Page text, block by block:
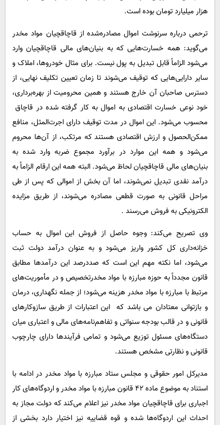
هزار میلیارد تومان بوده است.
ترحمی درباره سرنوشت اموال مصادره‌شده از قاچاقچیان مواد مخدر
می‌گوید: همه خسارت‌هایی که به بنیان‌های مالی قاچاقچیان وارد
می‌شود الزاماً قابل تبدیل به پول نیست. برای مثال خودروها، املاک و
سایر دارایی‌هایی که توقیف می‌شوند تا زمان تعیین تکلیف نهایی،‌ از
دسترس صاحبان آن خارج هستند و همین محرومیت از بهره‌برداری،
خود نوعی خسارت اقتصادی به اموال به کار گرفته شده در قاچاق
محسوب می‌شود. این اموال در مدت توقیف دارای اجرت‌المثل، منافع
ممکن‌الحصول و ارزش اقتصادی هستند که مرتکب، از آن‌ها محروم
می‌شود و همه این موارد در برآورد مجموع ضربه وارد شده به
بنیان‌های مالی قاچاقچیان لحاظ می‌شود. البته همه این ارقام الزاماً به
درآمد نقدی تبدیل نمی‌شوند، اما آن بخش از اموالی که پس از طی
مراحل قانونی به صورت قطعی مصادره می‌شوند، از طریق مزایده
الکترونیکی به فروش می‌رسند .
وی تصریح می‌کند: وجوه حاصل از فروش این اموال به حساب
خزانه‌داری کل کشور واریز می‌شود و به عنوان درآمد دولت ثبت
می‌شود، اما نکته مهم این است که صددرصد این درآمدها مطابق
قانون مجدداً به حوزه مبارزه با مواد مخدرتخصیص و در مأموریت‌های
مرتبط با مبارزه با مواد مخدر هزینه می‌شود؛ از جمله نگهداری، درمان
و بازتوانی معتادان می باشد که این اعتبارات از طریق سازوکارهای
قانونی و در قالب بودجه سنواتی و تفاهم‌نامه‌های مالی و اعتباری میان
دستگاه‌های مسئول توزیع می‌شود و تمامی فرآیندها دارای چارچوب
قانونی و نظارتی مشخص هستند.
مدیرکل امور حقوقی و مجلس ستاد مبارزه با مواد مخدر در ادامه با
استناد به موضوع ماده ۴۲ قانون مبارزه با مواد مخدر و اردوگاه‌های کار
اجباری برای قاچاقچیان مواد مخدر نیز اعلام می‌کند که دولت مجاز به
احداث این اردوگاه‌ها شده و قوه قضاییه نیز اختیار دارد بخشی از